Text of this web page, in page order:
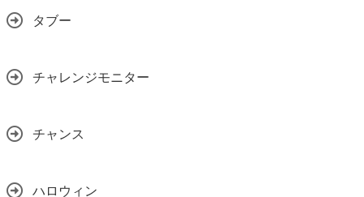
タブー
チャレンジモニター
チャンス
ハロウィン